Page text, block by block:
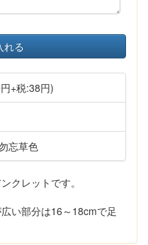
れる
+税:38円)
忘草色
クレットです。
い部分は16～18cmで足